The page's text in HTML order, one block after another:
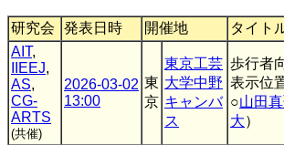
研究会 発表日時 開催地 タイト
AIT,
IIEEJ,
AS,
CG-
ARTS
(共催)
2026-03-02
13:00
東
京
東京工芸
大学中野
キャンバ
ス
歩行者
表示位
○山田
大）